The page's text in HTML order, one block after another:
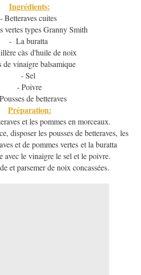
Ingrédients:
- Betteraves cuites
vertes types Granny Smith
- La buratta
càs d'huile de noix
de vinaigre balsamique
- Sel
- Poivre
de betteraves
Préparation:
et les pommes en morceaux.
disposer les pousses de betteraves, les
et de pommes vertes et la buratta
avec le vinaigre le sel et le poivre.
et parsemer de noix concassées.